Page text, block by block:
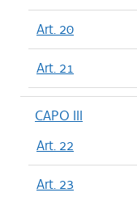
Art. 20
Art. 21
CAPO III
Art. 22
Art. 23